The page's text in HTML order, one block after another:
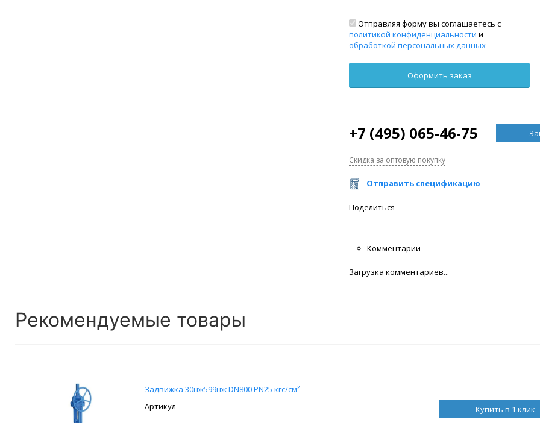
Отправляя форму вы соглашаетесь с
политикой конфиденциальности и
обработкой персональных данных
+7 (495) 065-46-75
Скидка за оптовую покупку
Отправить спецификацию
Поделиться
Комментарии
Загрузка комментариев...
Рекомендуемые товары
Задвижка 30нж599нж DN800 PN25 кгс/см²
Купить в 1 клик